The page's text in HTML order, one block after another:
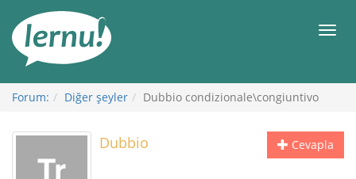
Görüntüleme
Forum: Diğer şeyler Dubbio condizionale\congiuntivo
Cevapla
Dubbio